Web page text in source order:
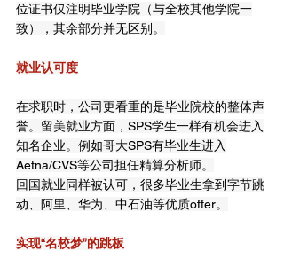
位证书仅注明毕业学院（与全校其他学院一
致），其余部分并无区别。
就业认可度
在求职时，公司更看重的是毕业院校的整体声
誉。留美就业方面，SPS学生一样有机会进入
知名企业。例如哥大SPS有毕业生进入
Aetna/CVS等公司担任精算分析师。
回国就业同样被认可，很多毕业生拿到字节跳
动、阿里、华为、中石油等优质offer。
实现“名校梦”的跳板